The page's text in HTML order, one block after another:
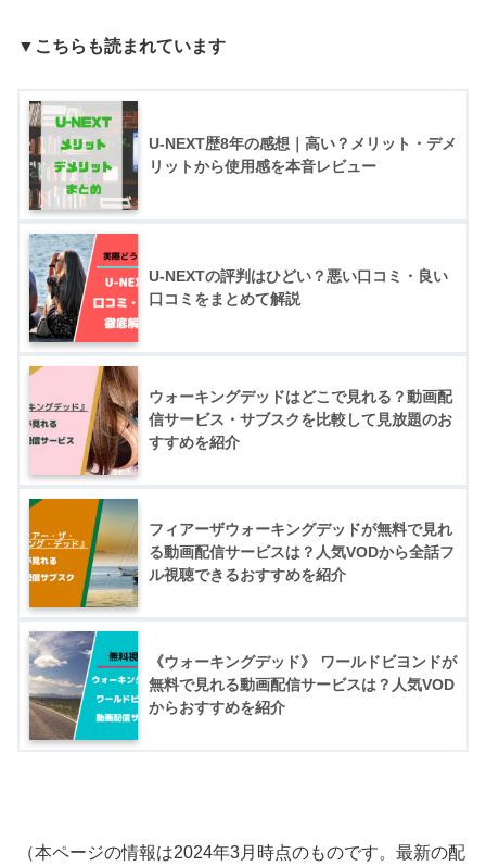
▼こちらも読まれています
U-NEXT歴8年の感想｜高い？メリット・デメ
リットから使用感を本音レビュー
U-NEXTの評判はひどい？悪い口コミ・良い
口コミをまとめて解説
ウォーキングデッドはどこで見れる？動画配
信サービス・サブスクを比較して見放題のお
すすめを紹介
フィアーザウォーキングデッドが無料で見れ
る動画配信サービスは？人気VODから全話フ
ル視聴できるおすすめを紹介
《ウォーキングデッド》 ワールドビヨンドが
無料で見れる動画配信サービスは？人気VOD
からおすすめを紹介
（本ページの情報は2024年3月時点のものです。最新の配